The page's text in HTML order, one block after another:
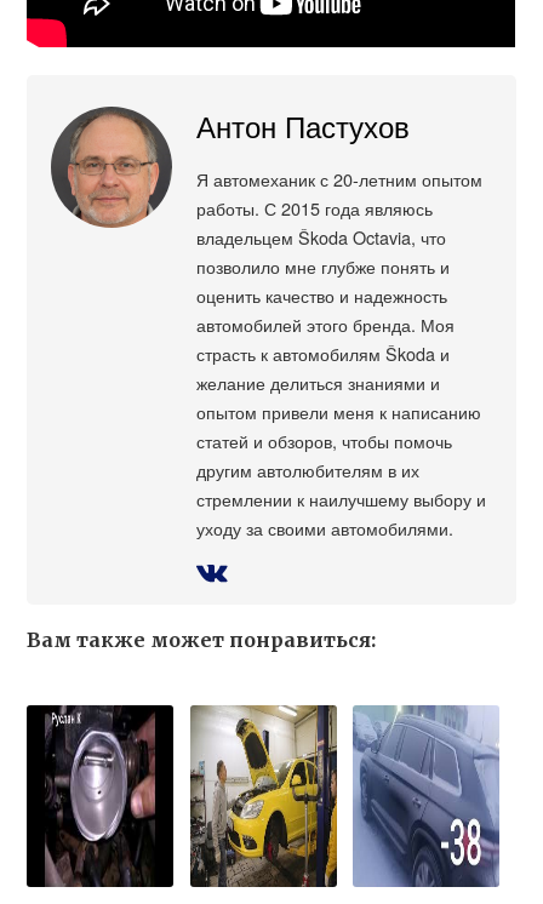
Антон Пастухов
Я автомеханик с 20-летним опытом
работы. С 2015 года являюсь
владельцем Škoda Octavia, что
позволило мне глубже понять и
оценить качество и надежность
автомобилей этого бренда. Моя
страсть к автомобилям Škoda и
желание делиться знаниями и
опытом привели меня к написанию
статей и обзоров, чтобы помочь
другим автолюбителям в их
стремлении к наилучшему выбору и
уходу за своими автомобилями.
Вам также может понравиться: